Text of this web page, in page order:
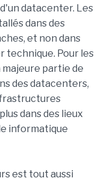
datacenter. Les
dans des
et non dans
technique. Pour les
majeure partie de
des datacenters,
dans des lieux
informatique
est tout aussi